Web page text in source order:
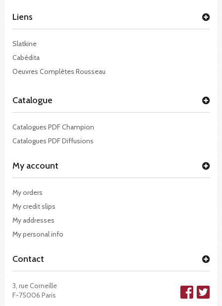
Liens
Slatkine
Cabédita
Oeuvres Complètes Rousseau
Catalogue
Catalogues PDF Champion
Catalogues PDF Diffusions
My account
My orders
My credit slips
My addresses
My personal info
Contact
3, rue Corneille
F-75006 Paris